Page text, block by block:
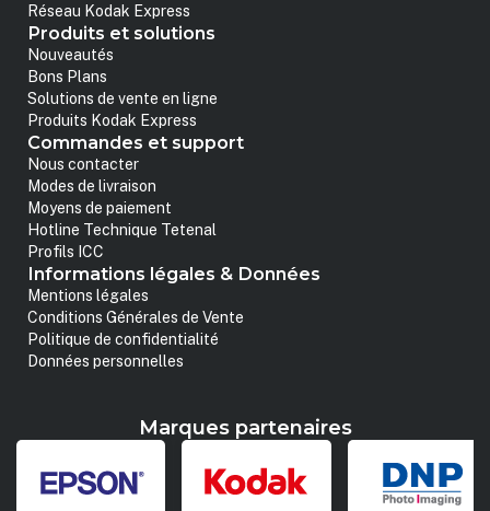
Réseau Kodak Express
Produits et solutions
Nouveautés
Bons Plans
Solutions de vente en ligne
Produits Kodak Express
Commandes et support
Nous contacter
Modes de livraison
Moyens de paiement
Hotline Technique Tetenal
Profils ICC
Informations légales & Données
Mentions légales
Conditions Générales de Vente
Politique de confidentialité
Données personnelles
Marques partenaires